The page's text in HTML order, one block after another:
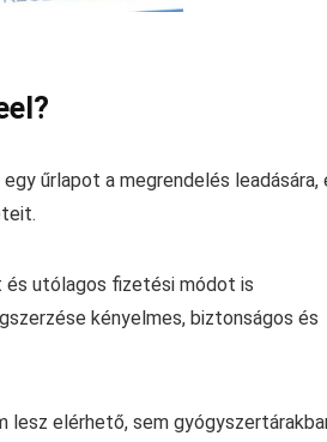
űrlapot a megrendelés leadására,
és utólagos fizetési módot is
kényelmes, biztonságos és
elérhető, sem